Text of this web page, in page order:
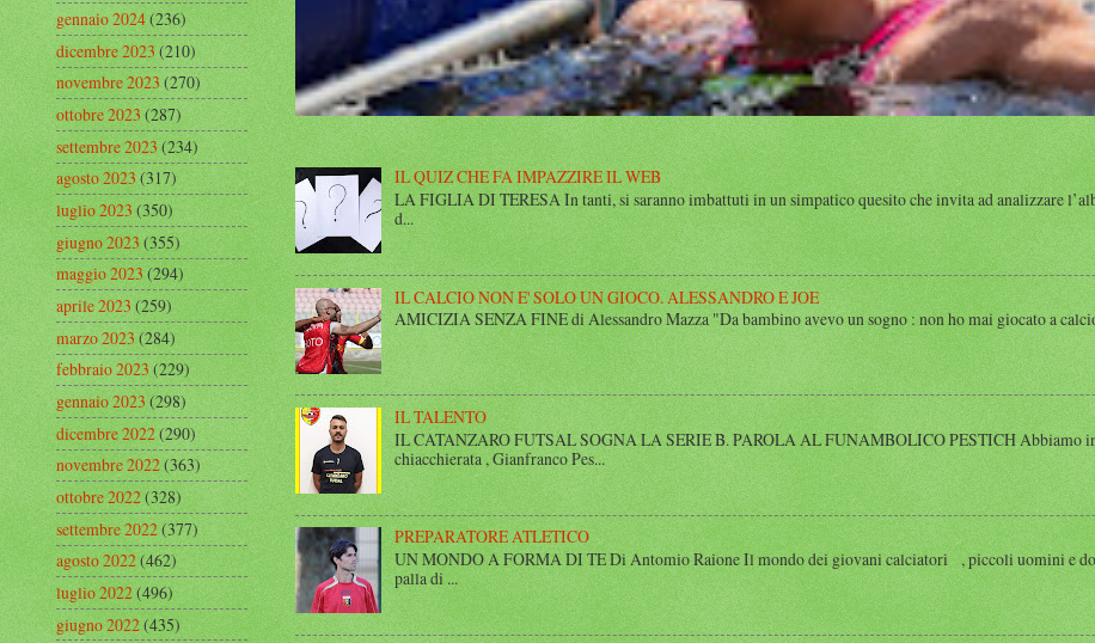
IL QUIZ CHE FA IMPAZZIRE IL WEB
LA FIGLIA DI TERESA In tanti, si saranno imbattuti in un simpatico quesito che invita ad analizzare
d...
IL CALCIO NON E' SOLO UN GIOCO. ALESSANDRO E JOE
AMICIZIA SENZA FINE di Alessandro Mazza "Da bambino avevo un sogno : non ho mai giocato a
IL TALENTO
IL CATANZARO FUTSAL SOGNA LA SERIE B. PAROLA AL FUNAMBOLICO PESTICH Abbiamo
chiacchierata , Gianfranco Pes...
PREPARATORE ATLETICO
UN MONDO A FORMA DI TE Di Antomio Raione Il mondo dei giovani calciatori , piccoli uomini e
palla di ...
gennaio 2024(236)
dicembre 2023(210)
novembre 2023(270)
ottobre 2023(287)
settembre 2023(234)
agosto 2023(317)
luglio 2023(350)
giugno 2023(355)
maggio 2023(294)
aprile 2023(259)
marzo 2023(284)
febbraio 2023(229)
gennaio 2023(298)
dicembre 2022(290)
novembre 2022(363)
ottobre 2022(328)
settembre 2022(377)
agosto 2022(462)
luglio 2022(496)
giugno 2022(435)